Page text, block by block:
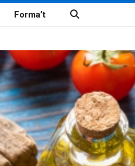
Forma’t